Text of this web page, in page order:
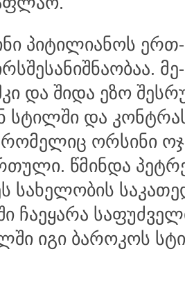
პიტილიანოს
და შიდა ეზო
სტილში და
ორსინი
წმინდა
სახელობის
ჩაეყარა
იგი ბაროკოს